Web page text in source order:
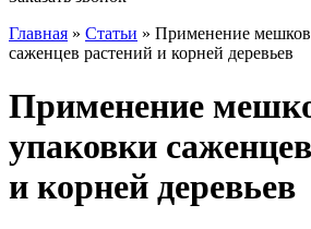
Главная » Статьи » Применение
саженцев растений и корней деревьев
Применение
упаковки
и корней деревьев